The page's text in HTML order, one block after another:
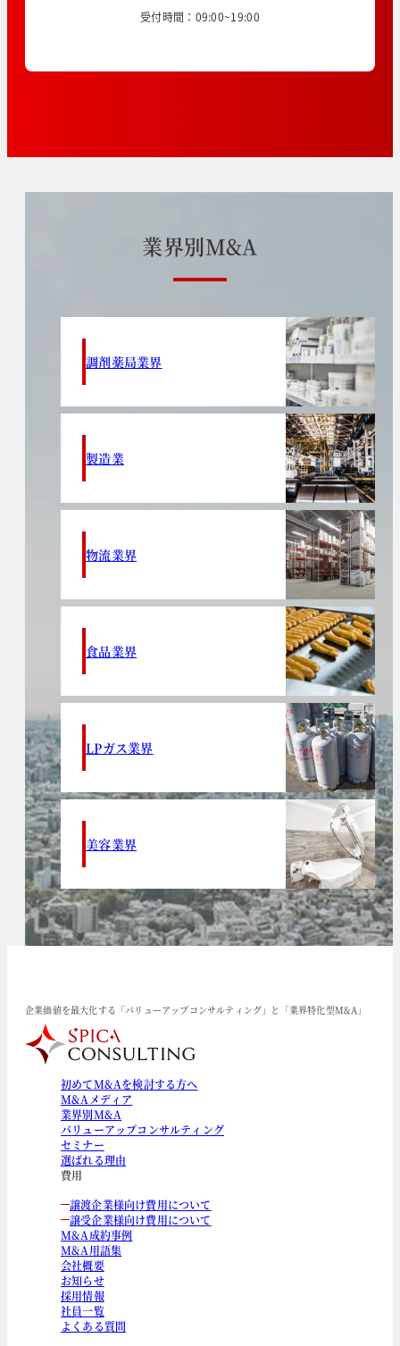
受付時間：09:00~19:00
業界別M&A
調剤薬局業界
製造業
物流業界
食品業界
LPガス業界
美容業界
企業価値を最大化する「バリューアップコンサルティング」と「業界特化型M&A」
初めてM&Aを検討する方へ
M&Aメディア
業界別M&A
バリューアップコンサルティング
セミナー
選ばれる理由
費用
譲渡企業様向け費用について
譲受企業様向け費用について
M&A成約事例
M&A用語集
会社概要
お知らせ
採用情報
社員一覧
よくある質問